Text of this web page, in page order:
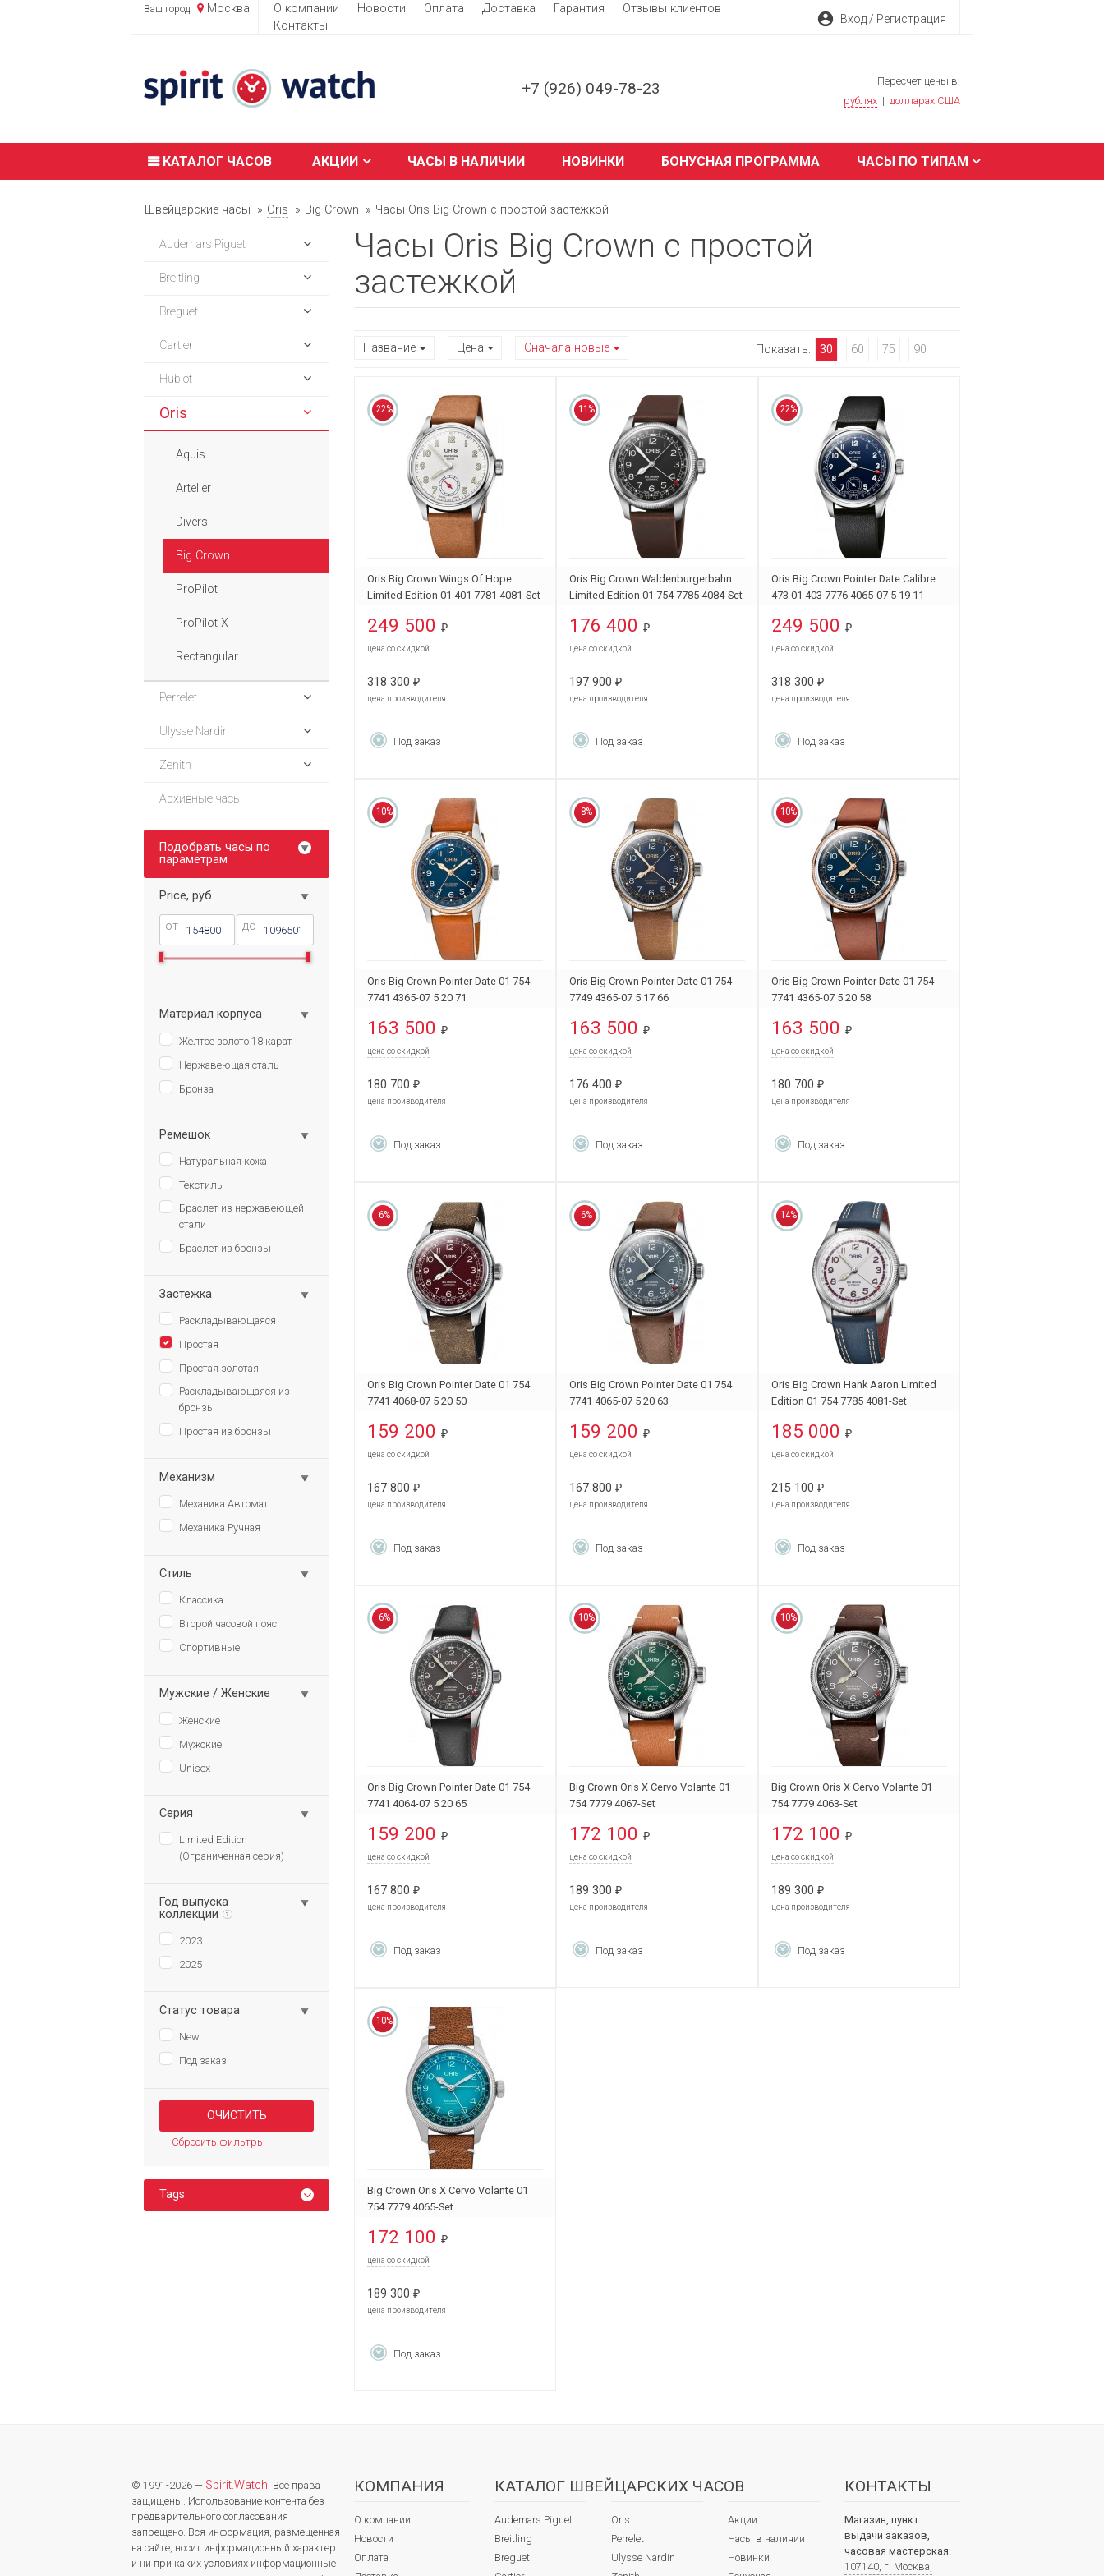
Ваш город: Москва О компании Новости Оплата Доставка Гарантия
Отзывы клиентов
Контакты
account_circle Вход / Регистрация
+7 (926) 049-78-23
Пересчет цены в:
рублях | долларах США
КАТАЛОГ ЧАСОВ АКЦИИ ЧАСЫ В НАЛИЧИИ НОВИНКИ БОНУСНАЯ ПРОГРАММА ЧАСЫ ПО ТИПАМ
Швейцарские часы Oris Big Crown Часы Oris Big Crown с простой застежкой
Audemars Piguet
Breitling
Breguet
Cartier
Hublot
Oris
Aquis
Artelier
Divers
Big Crown
ProPilot
ProPilot X
Rectangular
Perrelet
Ulysse Nardin
Zenith
Архивные часы
Подобрать часы по
параметрам
Price, руб.
от до
Материал корпуса
Желтое золото 18 карат
Нержавеющая сталь
Бронза
Ремешок
Натуральная кожа
Текстиль
Браслет из нержавеющей
стали
Браслет из бронзы
Застежка
Раскладывающаяся
Простая
Простая золотая
Раскладывающаяся из
бронзы
Простая из бронзы
Механизм
Механика Автомат
Механика Ручная
Стиль
Классика
Второй часовой пояс
Спортивные
Мужские / Женские
Женские
Мужские
Unisex
Серия
Limited Edition
(Ограниченная серия)
Год выпуска
коллекции
?
2023
2025
Статус товара
New
Под заказ
Сбросить фильтры
Tags
Часы Oris Big Crown с простой
застежкой
Название Цена Сначала новые Показать: 30 60 75 90
22%
Oris Big Crown Wings Of Hope
Limited Edition 01 401 7781 4081-Set
249 500 ₽
цена со скидкой
318 300 ₽
цена производителя
Под заказ
11%
Oris Big Crown Waldenburgerbahn
Limited Edition 01 754 7785 4084-Set
176 400 ₽
цена со скидкой
197 900 ₽
цена производителя
Под заказ
22%
Oris Big Crown Pointer Date Calibre
473 01 403 7776 4065-07 5 19 11
249 500 ₽
цена со скидкой
318 300 ₽
цена производителя
Под заказ
10%
Oris Big Crown Pointer Date 01 754
7741 4365-07 5 20 71
163 500 ₽
цена со скидкой
180 700 ₽
цена производителя
Под заказ
8%
Oris Big Crown Pointer Date 01 754
7749 4365-07 5 17 66
163 500 ₽
цена со скидкой
176 400 ₽
цена производителя
Под заказ
10%
Oris Big Crown Pointer Date 01 754
7741 4365-07 5 20 58
163 500 ₽
цена со скидкой
180 700 ₽
цена производителя
Под заказ
6%
Oris Big Crown Pointer Date 01 754
7741 4068-07 5 20 50
159 200 ₽
цена со скидкой
167 800 ₽
цена производителя
Под заказ
6%
Oris Big Crown Pointer Date 01 754
7741 4065-07 5 20 63
159 200 ₽
цена со скидкой
167 800 ₽
цена производителя
Под заказ
14%
Oris Big Crown Hank Aaron Limited
Edition 01 754 7785 4081-Set
185 000 ₽
цена со скидкой
215 100 ₽
цена производителя
Под заказ
6%
Oris Big Crown Pointer Date 01 754
7741 4064-07 5 20 65
159 200 ₽
цена со скидкой
167 800 ₽
цена производителя
Под заказ
10%
Big Crown Oris X Cervo Volante 01
754 7779 4067-Set
172 100 ₽
цена со скидкой
189 300 ₽
цена производителя
Под заказ
10%
Big Crown Oris X Cervo Volante 01
754 7779 4063-Set
172 100 ₽
цена со скидкой
189 300 ₽
цена производителя
Под заказ
10%
Big Crown Oris X Cervo Volante 01
754 7779 4065-Set
172 100 ₽
цена со скидкой
189 300 ₽
цена производителя
Под заказ
© 1991-2026 — Spirit.Watch. Все права
защищены. Использование контента без
предварительного согласования
запрещено. Вся информация, размещенная
на сайте, носит информационный характер
и ни при каких условиях информационные
КОМПАНИЯ
О компании
Новости
Оплата
КАТАЛОГ ШВЕЙЦАРСКИХ ЧАСОВ
Audemars Piguet
Breitling
Breguet
Oris
Perrelet
Ulysse Nardin
Акции
Часы в наличии
Новинки
КОНТАКТЫ
Магазин, пункт
выдачи заказов,
часовая мастерская:
107140, г. Москва,